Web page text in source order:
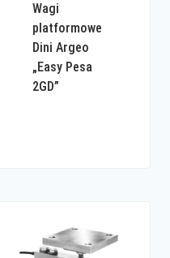
Wagi
platformowe
Dini Argeo
„Easy Pesa
2GD”